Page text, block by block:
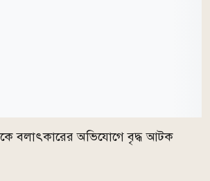
বলাৎকারের অভিযোগে বৃদ্ধ আটক